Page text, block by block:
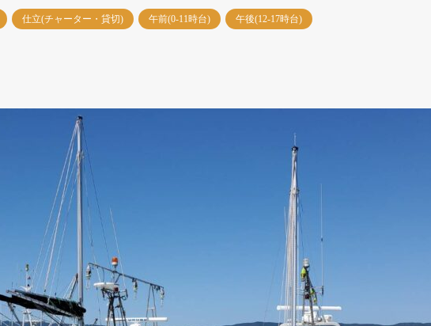
仕立(チャーター・貸切) 午前(0-11時台) 午後(12-17時台)